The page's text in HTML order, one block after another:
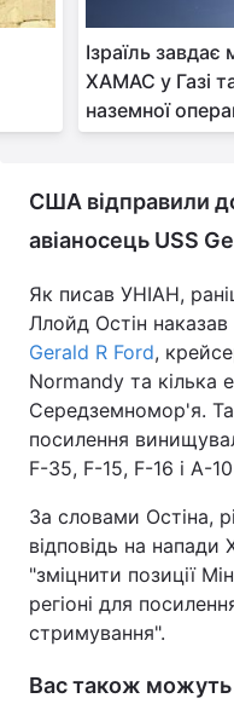
Ізраїль
ХАМАС у Газі
наземної
США відправили
авіаносець USS
Як писав УНІАН,
Ллойд Остін наказав
Gerald R Ford,
Normandy та кілька
Середземномор'я.
посилення
F-35, F-15, F-16 і А-10
За словами Остіна,
відповідь на
"зміцнити позиції
регіоні для
стримування".
Вас також можуть